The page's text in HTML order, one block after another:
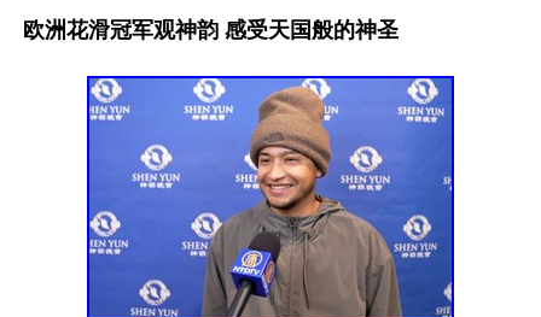
欧洲花滑冠军观神韵 感受天国般的神圣